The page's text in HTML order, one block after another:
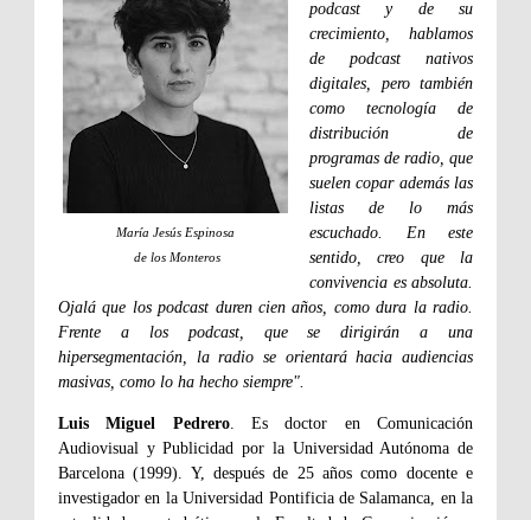
María Jesús Espinosa
de los Monteros
podcast y de su
crecimiento, hablamos
de podcast nativos
digitales, pero también
como tecnología de
distribución de
programas de radio, que
suelen copar además las
listas de lo más
escuchado. En este
sentido, creo que la
convivencia es absoluta.
Ojalá que los podcast duren cien años, como dura la radio.
Frente a los podcast, que se dirigirán a una
hipersegmentación, la radio se orientará hacia audiencias
masivas, como lo ha hecho siempre".
Luis Miguel Pedrero. Es doctor en Comunicación
Audiovisual y Publicidad por la Universidad Autónoma de
Barcelona (1999). Y, después de 25 años como docente e
investigador en la Universidad Pontificia de Salamanca, en la